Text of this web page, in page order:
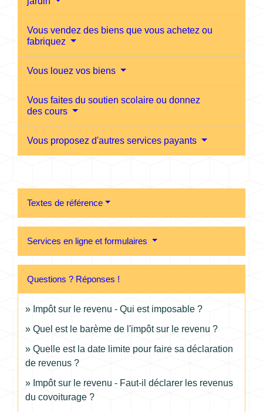
Vous vendez des biens que vous achetez ou
fabriquez
Vous louez vos biens
Vous faites du soutien scolaire ou donnez
des cours
Vous proposez d'autres services payants
Textes de référence
Services en ligne et formulaires
Questions ? Réponses !
Impôt sur le revenu - Qui est imposable ?
Quel est le barème de l'impôt sur le revenu ?
Quelle est la date limite pour faire sa déclaration
de revenus ?
Impôt sur le revenu - Faut-il déclarer les revenus
du covoiturage ?